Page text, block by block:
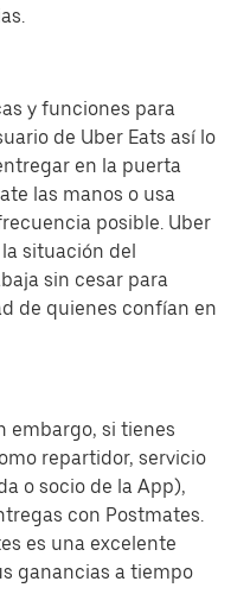
y funciones para
de Uber Eats así lo
en la puerta
las manos o usa
posible. Uber
situación del
sin cesar para
de quienes confían en
embargo, si tienes
repartidor, servicio
o socio de la App),
con Postmates.
es una excelente
ganancias a tiempo